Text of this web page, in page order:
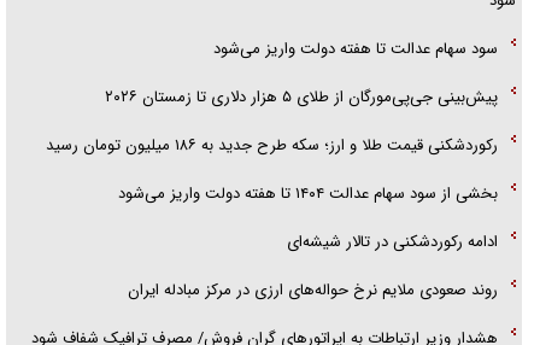
سود سهام عدالت تا هفته دولت واریز می‌شود
پیش‌بینی جی‌پی‌مورگان از طلای ۵ هزار دلاری تا زمستان ۲۰۲۶
رکوردشکنی قیمت طلا و ارز؛ سکه طرح جدید به ۱۸۶ میلیون تومان رسید
بخشی از سود سهام عدالت ۱۴۰۴ تا هفته دولت واریز می‌شود
ادامه رکوردشکنی در تالار شیشه‌ای
روند صعودی ملایم نرخ حواله‌های ارزی در مرکز مبادله ایران
هشدار وزیر ارتباطات به اپراتورهای گران فروش/ مصرف ترافیک شفاف شود